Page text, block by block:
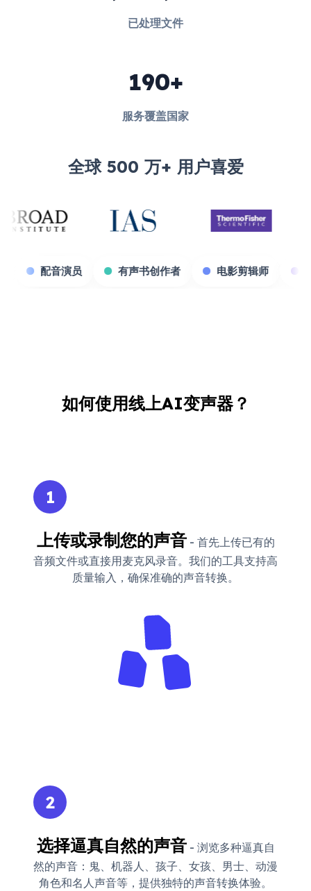
已处理文件
190+
服务覆盖国家
全球 500 万+ 用户喜爱
游戏主播 配音演员 有声书创作者 电影剪辑
如何使用线上AI变声器？
1
上传或录制您的声音- 首先上传已有的
音频文件或直接用麦克风录音。我们的工具支持高
质量输入，确保准确的声音转换。
2
选择逼真自然的声音- 浏览多种逼真自
然的声音：鬼、机器人、孩子、女孩、男士、动漫
角色和名人声音等，提供独特的声音转换体验。